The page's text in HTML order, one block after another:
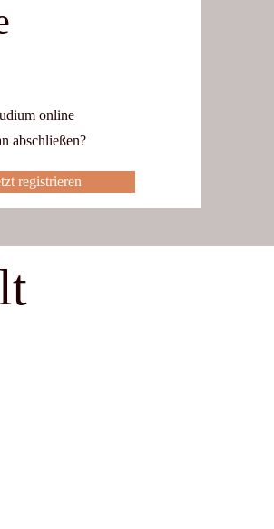
online
abschließen?
registrieren